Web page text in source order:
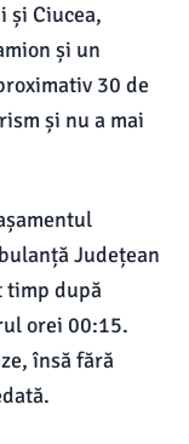
și Ciucea,
și un
30 de
și nu a mai
Județean
timp după
orei 00:15.
însă fără